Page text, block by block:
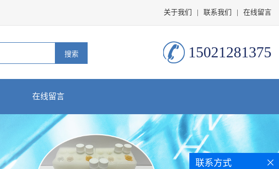
关于我们 联系我们 在线留言
15021281375
在线留言
联系方式